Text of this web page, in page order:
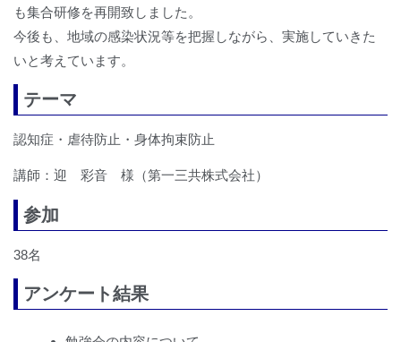
も集合研修を再開致しました。
今後も、地域の感染状況等を把握しながら、実施していきた
いと考えています。
テーマ
認知症・虐待防止・身体拘束防止
講師：迎 彩音 様（第一三共株式会社）
参加
38名
アンケート結果